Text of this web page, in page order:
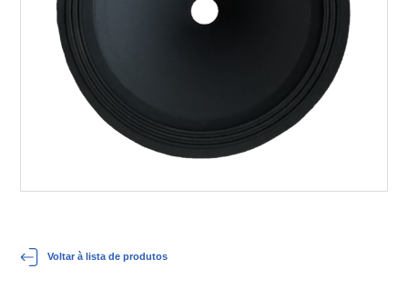
Voltar à lista de produtos